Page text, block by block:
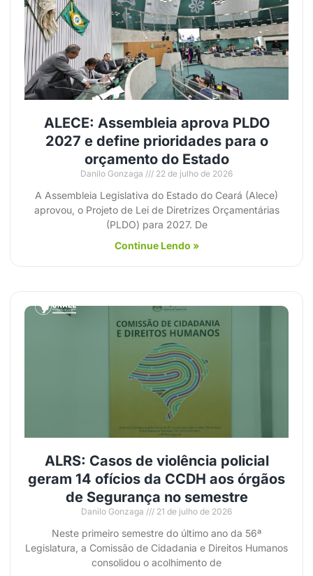
ALECE: Assembleia aprova PLDO
2027 e define prioridades para o
orçamento do Estado
Danilo Gonzaga 22 de julho de 2026
A Assembleia Legislativa do Estado do Ceará (Alece)
aprovou, o Projeto de Lei de Diretrizes Orçamentárias
(PLDO) para 2027. De
Continue Lendo »
ALRS: Casos de violência policial
geram 14 ofícios da CCDH aos órgãos
de Segurança no semestre
Danilo Gonzaga 21 de julho de 2026
Neste primeiro semestre do último ano da 56ª
Legislatura, a Comissão de Cidadania e Direitos Humanos
consolidou o acolhimento de